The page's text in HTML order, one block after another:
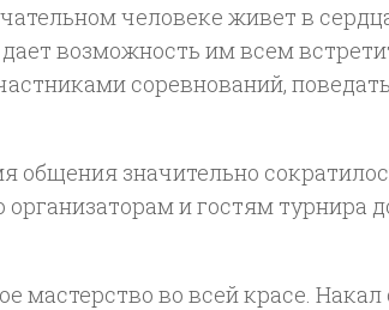
человеке живет в
возможность им всем
соревнований,
общения значительно
и гостям турнира
мастерство во всей красе.